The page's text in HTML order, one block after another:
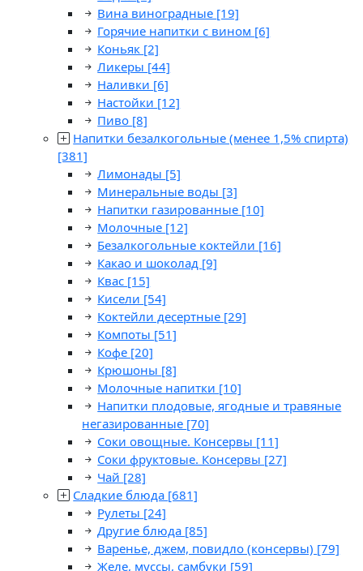
Вина виноградные [19]
Горячие напитки с вином [6]
Коньяк [2]
Ликеры [44]
Наливки [6]
Настойки [12]
Пиво [8]
Напитки безалкогольные (менее 1,5% спирта)
[381]
Лимонады [5]
Минеральные воды [3]
Напитки газированные [10]
Молочные [12]
Безалкогольные коктейли [16]
Какао и шоколад [9]
Квас [15]
Кисели [54]
Коктейли десертные [29]
Компоты [51]
Кофе [20]
Крюшоны [8]
Молочные напитки [10]
Напитки плодовые, ягодные и травяные
негазированные [70]
Соки овощные. Консервы [11]
Соки фруктовые. Консервы [27]
Чай [28]
Сладкие блюда [681]
Рулеты [24]
Другие блюда [85]
Варенье, джем, повидло (консервы) [79]
Желе, муссы, самбуки [59]